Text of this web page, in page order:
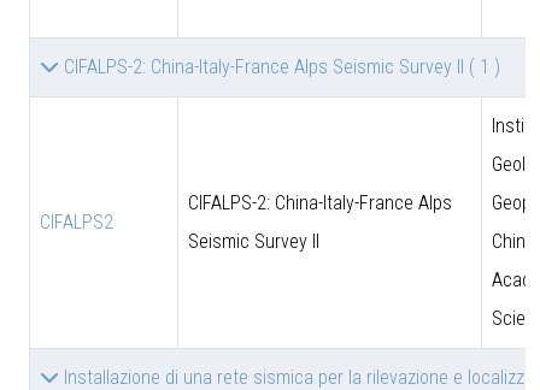
CIFALPS-2: China-Italy-France Alps Seismic Survey II ( 1 )
CIFALPS2
CIFALPS-2: China-Italy-France Alps
Seismic Survey II
Installazione di una rete sismica per la rilevazione e